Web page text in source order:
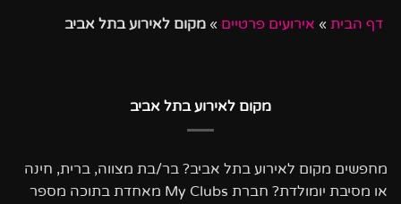
דף הבית » אירועים פרטיים » מקום לאירוע בתל אביב
מקום לאירוע בתל אביב
מחפשים מקום לאירוע בתל אביב? בר/בת מצווה, ברית, חינה
או מסיבת יומולדת? חברת My Clubs מאחדת בתוכה מספר